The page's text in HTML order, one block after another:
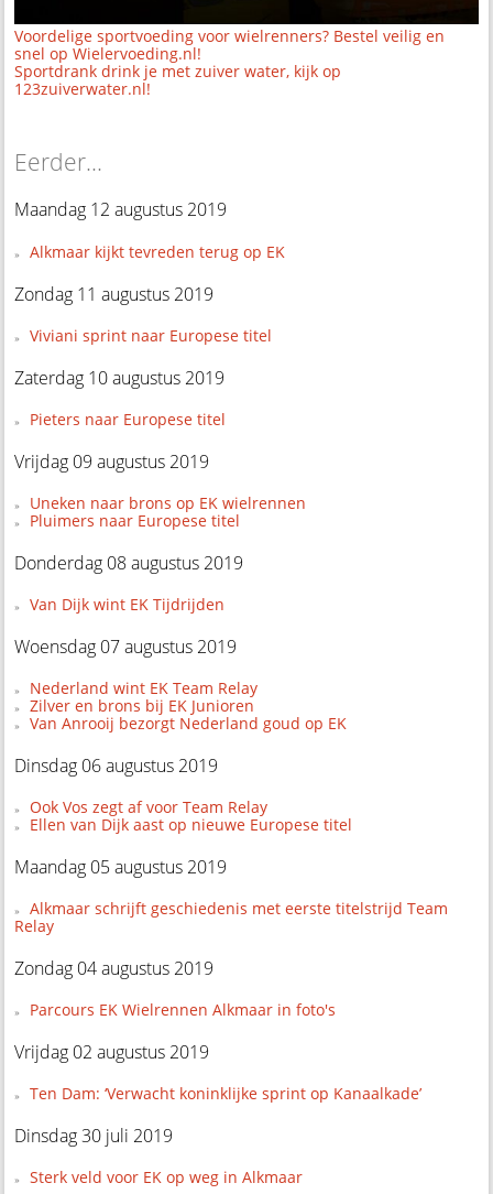
Voordelige sportvoeding voor wielrenners? Bestel veilig en
snel op Wielervoeding.nl!
Sportdrank drink je met zuiver water, kijk op
123zuiverwater.nl!
Eerder...
Maandag 12 augustus 2019
Alkmaar kijkt tevreden terug op EK
Zondag 11 augustus 2019
Viviani sprint naar Europese titel
Zaterdag 10 augustus 2019
Pieters naar Europese titel
Vrijdag 09 augustus 2019
Uneken naar brons op EK wielrennen
Pluimers naar Europese titel
Donderdag 08 augustus 2019
Van Dijk wint EK Tijdrijden
Woensdag 07 augustus 2019
Nederland wint EK Team Relay
Zilver en brons bij EK Junioren
Van Anrooij bezorgt Nederland goud op EK
Dinsdag 06 augustus 2019
Ook Vos zegt af voor Team Relay
Ellen van Dijk aast op nieuwe Europese titel
Maandag 05 augustus 2019
Alkmaar schrijft geschiedenis met eerste titelstrijd Team
Relay
Zondag 04 augustus 2019
Parcours EK Wielrennen Alkmaar in foto's
Vrijdag 02 augustus 2019
Ten Dam: ‘Verwacht koninklijke sprint op Kanaalkade’
Dinsdag 30 juli 2019
Sterk veld voor EK op weg in Alkmaar